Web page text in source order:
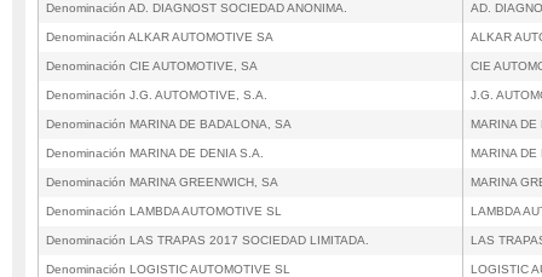
Denominación AD. DIAGNOST SOCIEDAD ANONIMA. AD.
Denominación ALKAR AUTOMOTIVE SA ALKAR
Denominación CIE AUTOMOTIVE, SA CIE
Denominación J.G. AUTOMOTIVE, S.A. J.G.
Denominación MARINA DE BADALONA, SA MARINA
Denominación MARINA DE DENIA S.A. MARINA DE
Denominación MARINA GREENWICH, SA MARINA
Denominación LAMBDA AUTOMOTIVE SL LAMBDA
Denominación LAS TRAPAS 2017 SOCIEDAD LIMITADA. LAS
Denominación LOGISTIC AUTOMOTIVE SL LOGISTIC